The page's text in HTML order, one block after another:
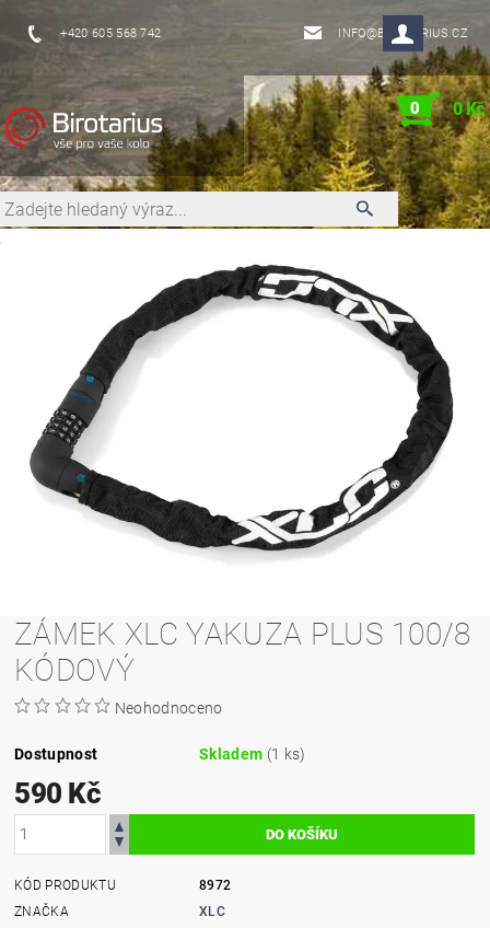
+420 605 568 742 INFO@BIROTARIUS.CZ
0 0 Kč
ZÁMEK XLC YAKUZA PLUS 100/8
KÓDOVÝ
Neohodnoceno
Dostupnost Skladem (1 ks)
590 Kč
KÓD PRODUKTU
8972
ZNAČKA
XLC